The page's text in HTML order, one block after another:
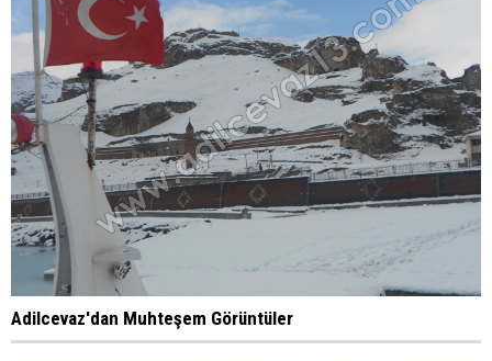
Adilcevaz'dan Muhteşem Görüntüler